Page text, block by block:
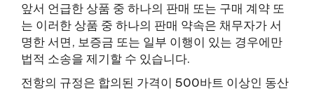
앞서 언급한 상품 중 하나의 판매 또는 구매 계약 또
는 이러한 상품 중 하나의 판매 약속은 채무자가 서
명한 서면, 보증금 또는 일부 이행이 있는 경우에만
법적 소송을 제기할 수 있습니다.
전항의 규정은 합의된 가격이 500바트 이상인 동산